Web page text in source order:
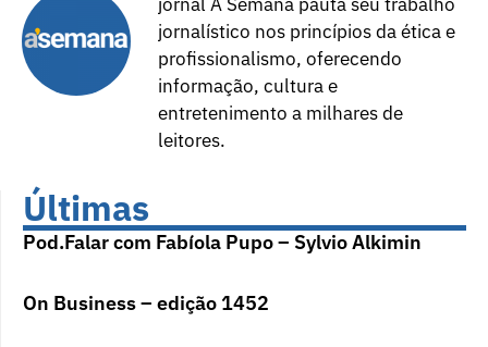
jornalístico nos princípios da ética e
profissionalismo, oferecendo
informação, cultura e
entretenimento a milhares de
leitores.
Últimas
Pod.Falar com Fabíola Pupo – Sylvio Alkimin
On Business – edição 1452